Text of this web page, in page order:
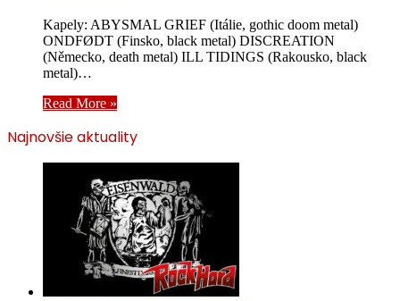
Kapely: ABYSMAL GRIEF (Itálie, gothic doom metal)
ONDFØDT (Finsko, black metal) DISCREATION
(Německo, death metal) ILL TIDINGS (Rakousko, black
metal)…
Read More »
Najnovšie aktuality